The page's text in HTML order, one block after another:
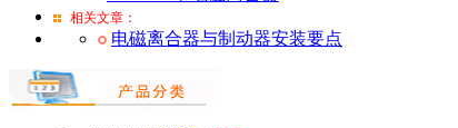
相关文章：
电磁离合器与制动器安装要点